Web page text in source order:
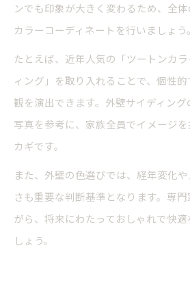
ンでも印象が大きく変わるため、全
カラーコーディネートを行いましょう。
たとえば、近年人気の「ツートンカ
ィング」を取り入れることで、個性
観を演出できます。外壁サイディン
写真を参考に、家族全員でイメージ
カギです。
また、外壁の色選びでは、経年変化
さも重要な判断基準となります。専
がら、将来にわたっておしゃれで快
しょう。